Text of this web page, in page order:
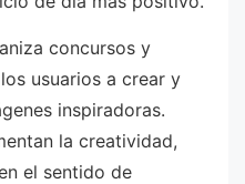
concursos y
usuarios a crear y
inspiradoras.
la creatividad,
el sentido de